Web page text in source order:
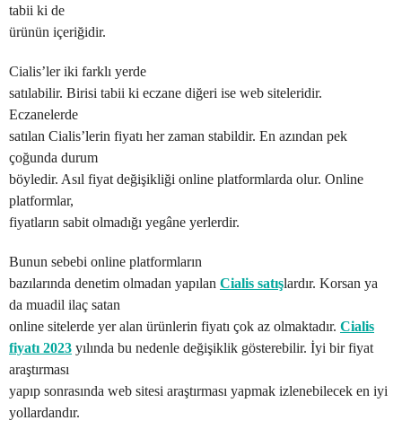
tabii ki de
ürünün içeriğidir.
Cialis’ler iki farklı yerde
satılabilir. Birisi tabii ki eczane diğeri ise web siteleridir.
Eczanelerde
satılan Cialis’lerin fiyatı her zaman stabildir. En azından pek
çoğunda durum
böyledir. Asıl fiyat değişikliği online platformlarda olur. Online
platformlar,
fiyatların sabit olmadığı yegâne yerlerdir.
Bunun sebebi online platformların
bazılarında denetim olmadan yapılan Cialis satışlardır. Korsan ya
da muadil ilaç satan
online sitelerde yer alan ürünlerin fiyatı çok az olmaktadır. Cialis
fiyatı 2023 yılında bu nedenle değişiklik gösterebilir. İyi bir fiyat
araştırması
yapıp sonrasında web sitesi araştırması yapmak izlenebilecek en iyi
yollardandır.